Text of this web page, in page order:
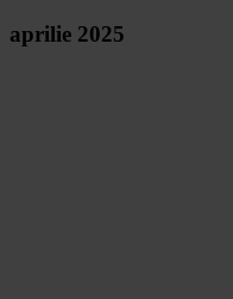
aprilie 2025